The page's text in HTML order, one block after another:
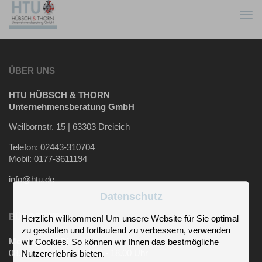
ÜBER UNS
HTU HÜBSCH & THORN
Unternehmensberatung GmbH
Weilbornstr. 15 | 63303 Dreieich
Telefon: 02443-310704
Mobil: 0177-3611194
info@htu.de
BÜROZEITEN
Montag und Dienstag
08.00 - 12.00 Uhr | 14.00 - 18.00 Uhr
Datenschutz
Herzlich willkommen! Um unsere Website für Sie optimal
zu gestalten und fortlaufend zu verbessern, verwenden
wir Cookies. So können wir Ihnen das bestmögliche
Nutzererlebnis bieten.